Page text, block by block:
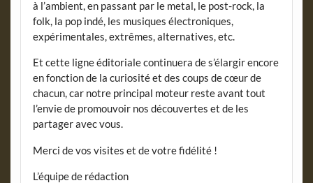
à l’ambient, en passant par le metal, le post-rock, la
folk, la pop indé, les musiques électroniques,
expérimentales, extrêmes, alternatives, etc.
Et cette ligne éditoriale continuera de s’élargir encore
en fonction de la curiosité et des coups de cœur de
chacun, car notre principal moteur reste avant tout
l’envie de promouvoir nos découvertes et de les
partager avec vous.
Merci de vos visites et de votre fidélité !
L’équipe de rédaction